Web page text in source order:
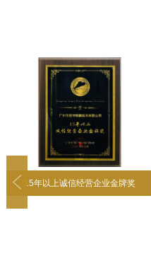
15年以上诚信经营企业金牌奖